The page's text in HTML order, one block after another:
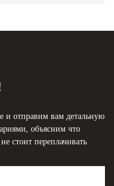
и отправим вам детальную
объясним что
стоит переплачивать